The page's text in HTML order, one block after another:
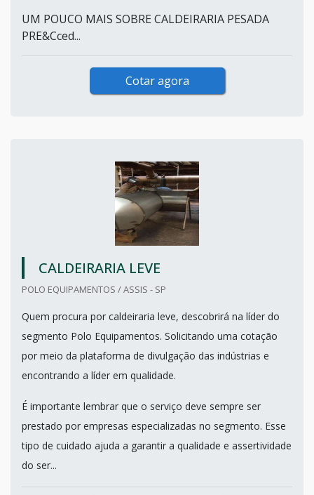
UM POUCO MAIS SOBRE CALDEIRARIA PESADA
PRE&Cced...
Cotar agora
CALDEIRARIA LEVE
POLO EQUIPAMENTOS / ASSIS - SP
Quem procura por caldeiraria leve, descobrirá na líder do
segmento Polo Equipamentos. Solicitando uma cotação
por meio da plataforma de divulgação das indústrias e
encontrando a líder em qualidade.
É importante lembrar que o serviço deve sempre ser
prestado por empresas especializadas no segmento. Esse
tipo de cuidado ajuda a garantir a qualidade e assertividade
do ser...